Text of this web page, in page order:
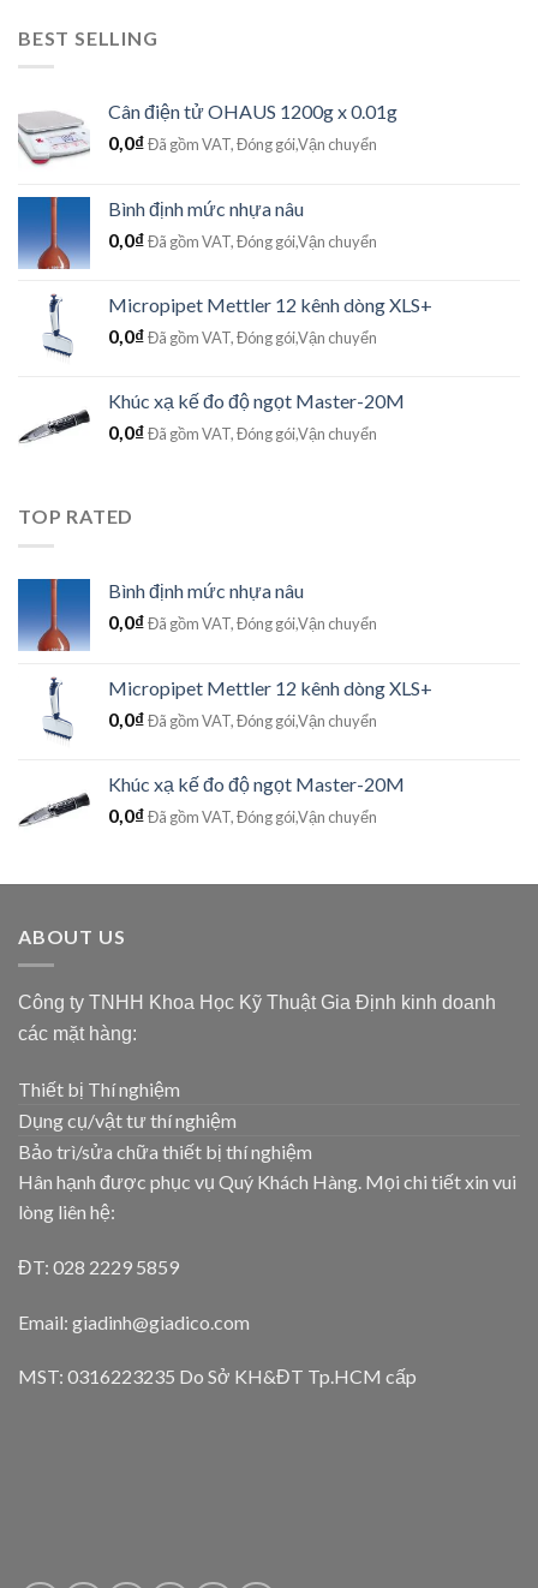
BEST SELLING
Cân điện tử OHAUS 1200g x 0.01g
0,0₫Đã gồm VAT, Đóng gói,Vận chuyển
Bình định mức nhựa nâu
0,0₫Đã gồm VAT, Đóng gói,Vận chuyển
Micropipet Mettler 12 kênh dòng XLS+
0,0₫Đã gồm VAT, Đóng gói,Vận chuyển
Khúc xạ kế đo độ ngọt Master-20M
0,0₫Đã gồm VAT, Đóng gói,Vận chuyển
TOP RATED
Bình định mức nhựa nâu
0,0₫Đã gồm VAT, Đóng gói,Vận chuyển
Micropipet Mettler 12 kênh dòng XLS+
0,0₫Đã gồm VAT, Đóng gói,Vận chuyển
Khúc xạ kế đo độ ngọt Master-20M
0,0₫Đã gồm VAT, Đóng gói,Vận chuyển
ABOUT US
Công ty TNHH Khoa Học Kỹ Thuật Gia Định kinh doanh
các mặt hàng:
Thiết bị Thí nghiệm
Dụng cụ/vật tư thí nghiệm
Bảo trì/sửa chữa thiết bị thí nghiệm
Hân hạnh được phục vụ Quý Khách Hàng. Mọi chi tiết xin vui
lòng liên hệ:
ĐT: 028 2229 5859
Email: giadinh@giadico.com
MST: 0316223235 Do Sở KH&ĐT Tp.HCM cấp